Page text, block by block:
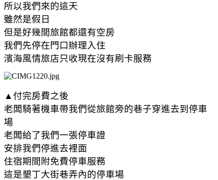
所以我們來的這天
雖然是假日
但是好幾間旅館都還有空房
我們先停在門口辦理入住
濱海風情旅店只收現在沒有刷卡服務
▲付完房費之後
老闆騎著機車帶我們從旅館旁的巷子穿進去到停車
場
老闆給了我們一張停車證
安排我們停進去裡面
住宿期間附免費停車服務
這是墾丁大街巷弄內的停車場